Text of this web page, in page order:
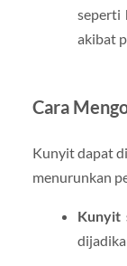
seperti
akibat
Cara
Kunyit dapat
menurunkan
Kunyit